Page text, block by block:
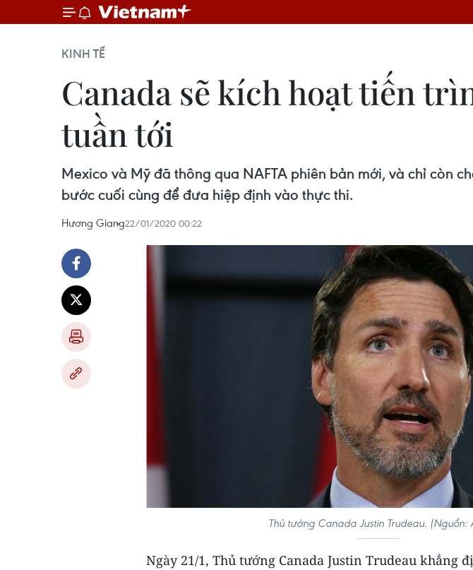
KINH TẾ
Canada sẽ kích hoạt tiến
tuần tới
Mexico và Mỹ đã thông qua NAFTA phiên bản mới, và chỉ còn
bước cuối cùng để đưa hiệp định vào thực thi.
Hương Giang22/01/2020 00:22
Thủ tướng Canada Justin Trudeau. (Nguồn:
Ngày 21/1, Thủ tướng Canada Justin Trudeau khẳng